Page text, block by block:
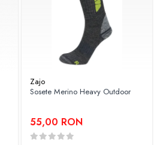
Zajo
Sosete Merino Heavy Outdoor
55,00 RON